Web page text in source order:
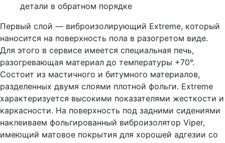
детали в обратном порядке
Первый слой — виброизолирующий Extreme, который
наносится на поверхность пола в разогретом виде.
Для этого в сервисе имеется специальная печь,
разогревающая материал до температуры +70°.
Состоит из мастичного и битумного материалов,
разделенных двумя слоями плотной фольги. Extreme
характеризуется высокими показателями жесткости и
каркасности. На поверхность под задними сидениями
наклеиваем фольгированный виброизолятор Viper,
имеющий матовое покрытия для хорошей адгезии со